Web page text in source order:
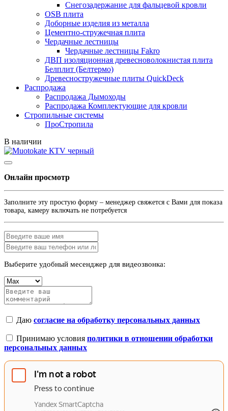
Снегозадержание для фальцевой кровли
OSB плита
Доборные изделия из металла
Цементно-стружечная плита
Чердачные лестницы
Чердачные лестницы Fakro
ДВП изоляционная древесноволокнистая плита
Белплит (Белтермо)
Древесностружечные плиты QuickDeck
Распродажа
Распродажа Дымоходы
Распродажа Комплектующие для кровли
Стропильные системы
ПроСтропила
В наличии
Онлайн просмотр
Заполните эту простую форму – менеджер свяжется с Вами для показа
товара, камеру включать не потребуется
Выберите удобный месенджер для видеозвонка:
Даю согласие на обработку персональных данных
Принимаю условия политики в отношении обработки
персональных данных